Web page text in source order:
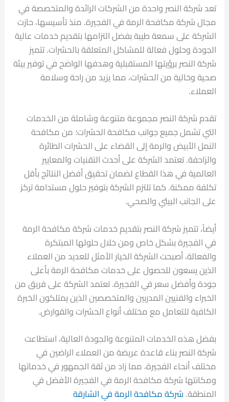
تعد شركة النصر واحدة من الشركات الرائدة والمتخصصة في
مجال شركة مكافحة الرمة في الفجيرة. منذ تأسيسها، حازت
الشركة على سمعة طيبة بفضل التزامها بتقديم خدمات عالية
الجودة وحلول فعالة للمشاكل المتعلقة بالحشرات. تتميز
شركة النصر برؤيتها المستقبلية وهدفها الواضح في توفير بيئة
صحية وخالية من الحشرات، مما يزيد من راحة وسلامة
العملاء.
تقدم شركة النصر مجموعة متنوعة وشاملة من الخدمات
التي تشمل جميع جوانب مكافحة الحشرات؛ من مكافحة
النمل الأبيض والرمة إلى القضاء على الحشرات الطائرة
والزاحفة. تعتمد الشركة على أحدث التقنيات والمعايير
العالمية في هذا القطاع لضمان تحقيق أفضل النتائج بأقل
تكلفة ممكنة. كما تلتزم الشركة بتوفير حلول مستدامة تركز
على الجانب البيئي والصحي.
أيضاً، تتميز شركة النصر بتقديم خدمات شركة مكافحة الرمة
في الفجيرة بشكل خاص ومن خلال حلولها المبتكرة
والفعالة، أصبحت الشركة الخيار الأمثل للعديد من العملاء
الذين يسعون للحصول على خدمات مكافحة الرمة بأعلى
جودة وأفضل سعر في الفجيرة. تعتمد الشركة على فريق من
الخبراء والفنيين المدربين والمتخصصين الذين يمتلكون الخبرة
الكافية للتعامل مع مختلف أنواع الحشرات والقوارض.
بفضل هذه الخدمات المتنوعة والجودة العالية، استطاعت
شركة النصر بناء قاعدة عريضة من العملاء الراضين في
مختلف أنحاء الفجيرة، مما زاد من ثقة الجمهور في خدماتها
ومكانتها شركة مكافحة الرمة في الفجيرة الأفضل في
المنطقة. شركة مكافحة الرمة في الشارقة